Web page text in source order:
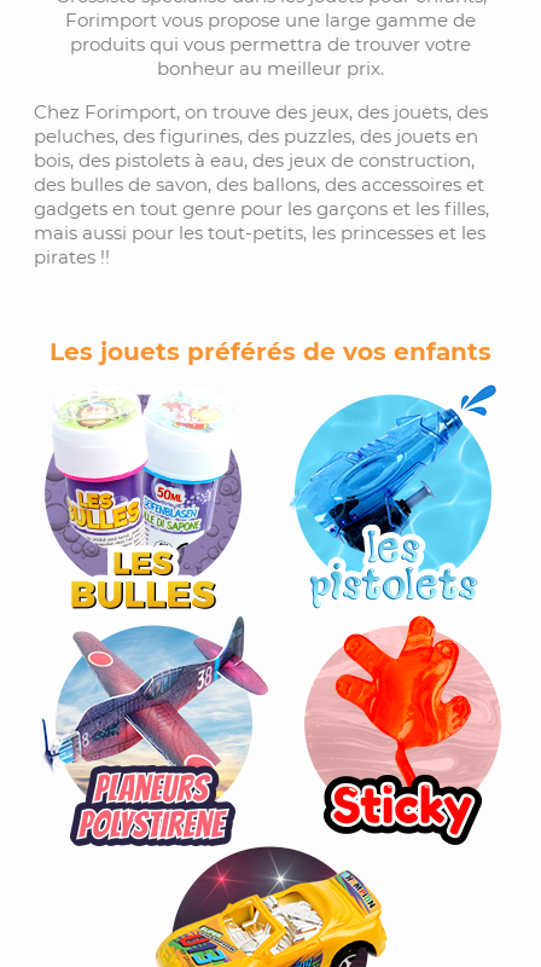
Forimport vous propose une large gamme de
produits qui vous permettra de trouver votre
bonheur au meilleur prix.
Chez Forimport, on trouve des jeux, des jouets, des
peluches, des figurines, des puzzles, des jouets en
bois, des pistolets à eau, des jeux de construction,
des bulles de savon, des ballons, des accessoires et
gadgets en tout genre pour les garçons et les filles,
mais aussi pour les tout-petits, les princesses et les
pirates !!
Les jouets préférés de vos enfants